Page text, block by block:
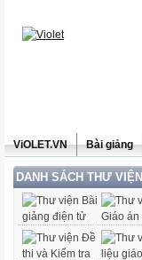
ViOLET.VN Bài giảng
DANH SÁCH THƯ VIỆN